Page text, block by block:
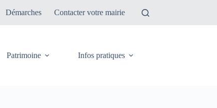
Démarches Contacter votre mairie
Patrimoine Infos pratiques